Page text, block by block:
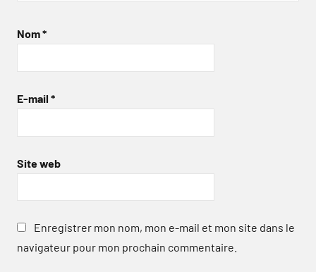
Nom*
E-mail *
Site web
Enregistrer mon nom, mon e-mail et mon site dans le
navigateur pour mon prochain commentaire.